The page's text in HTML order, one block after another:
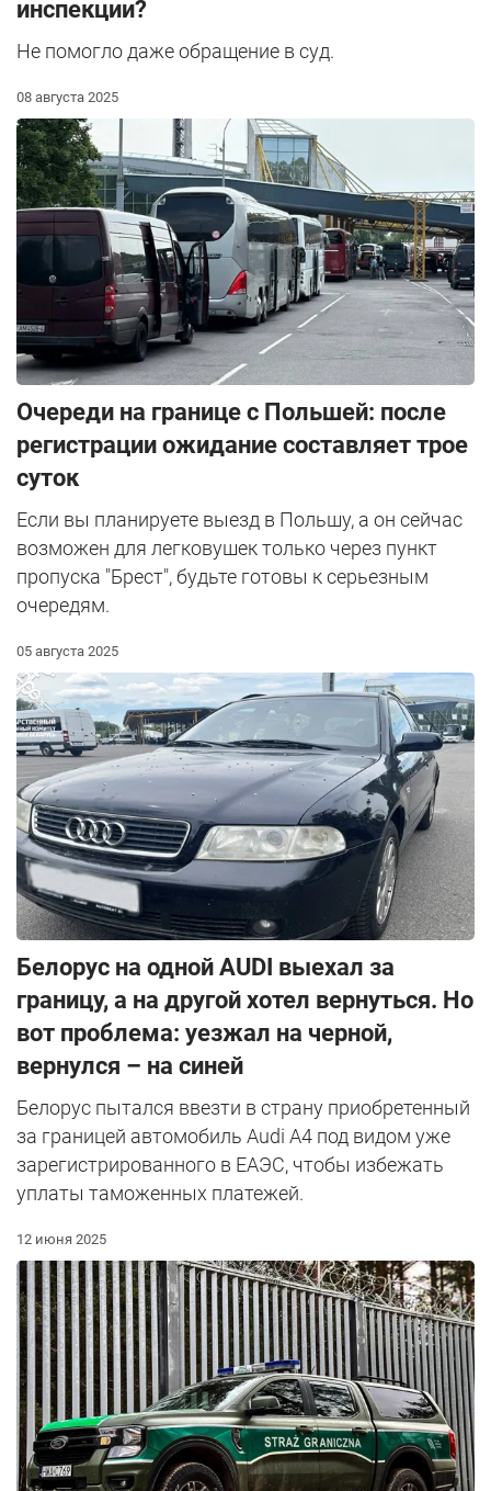
инспекции?
Не помогло даже обращение в суд.
08 августа 2025
Очереди на границе с Польшей: после
регистрации ожидание составляет трое
суток
Если вы планируете выезд в Польшу, а он сейчас
возможен для легковушек только через пункт
пропуска "Брест", будьте готовы к серьезным
очередям.
05 августа 2025
Белорус на одной AUDI выехал за
границу, а на другой хотел вернуться. Но
вот проблема: уезжал на черной,
вернулся – на синей
Белорус пытался ввезти в страну приобретенный
за границей автомобиль Audi A4 под видом уже
зарегистрированного в ЕАЭС, чтобы избежать
уплаты таможенных платежей.
12 июня 2025